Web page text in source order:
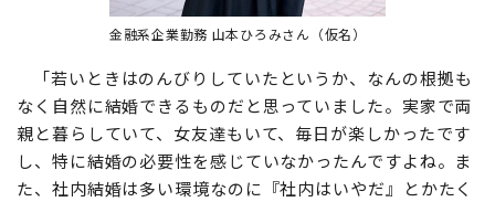
金融系企業勤務 山本ひろみさん（仮名）
「若いときはのんびりしていたというか、なんの根拠も
なく自然に結婚できるものだと思っていました。実家で両
親と暮らしていて、女友達もいて、毎日が楽しかったです
し、特に結婚の必要性を感じていなかったんですよね。ま
た、社内結婚は多い環境なのに『社内はいやだ』とかたく